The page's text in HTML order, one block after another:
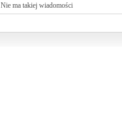
Nie ma takiej wiadomości